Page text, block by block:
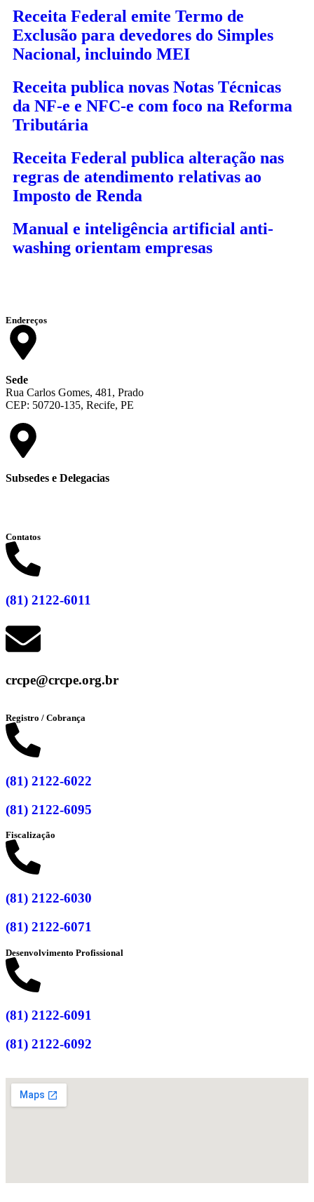
Receita Federal emite Termo de
Exclusão para devedores do Simples
Nacional, incluindo MEI
Receita publica novas Notas Técnicas
da NF-e e NFC-e com foco na Reforma
Tributária
Receita Federal publica alteração nas
regras de atendimento relativas ao
Imposto de Renda
Manual e inteligência artificial anti-
washing orientam empresas
Endereços
Sede
Rua Carlos Gomes, 481, Prado
CEP: 50720-135, Recife, PE
Subsedes e Delegacias
Contatos
(81) 2122-6011
crcpe@crcpe.org.br
Registro / Cobrança
(81) 2122-6022
(81) 2122-6095
Fiscalização
(81) 2122-6030
(81) 2122-6071
Desenvolvimento Profissional
(81) 2122-6091
(81) 2122-6092